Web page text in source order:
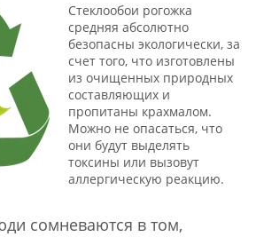
Стеклообои рогожка
средняя абсолютно
безопасны экологически, за
счет того, что изготовлены
из очищенных природных
составляющих и
пропитаны крахмалом.
Можно не опасаться, что
они будут выделять
токсины или вызовут
аллергическую реакцию.
сомневаются в том,